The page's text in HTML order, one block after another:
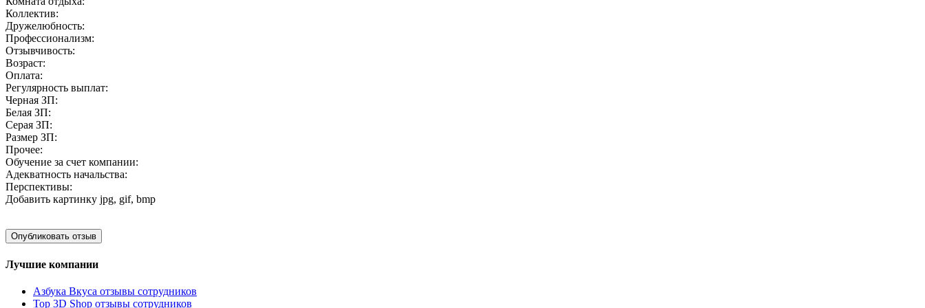
Коллектив:
Дружелюбность:
Профессионализм:
Отзывчивость:
Возраст:
Оплата:
Регулярность выплат:
Черная ЗП:
Белая ЗП:
Серая ЗП:
Размер ЗП:
Прочее:
Обучение за счет компании:
Адекватность начальства:
Перспективы:
Добавить картинку jpg, gif, bmp
Лучшие компании
Азбука Вкуса отзывы сотрудников
Top 3D Shop отзывы сотрудников